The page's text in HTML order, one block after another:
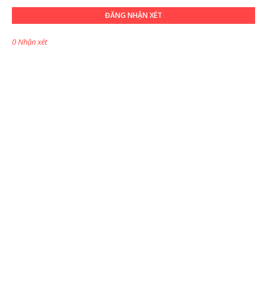
ĐĂNG NHẬN XÉT
0 Nhận xét